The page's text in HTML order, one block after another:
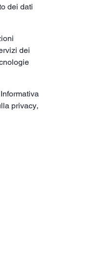
dei dati
dei
privacy,